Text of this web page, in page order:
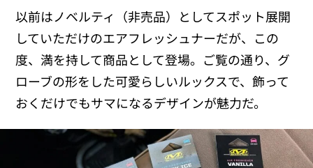
以前はノベルティ（非売品）としてスポット展開
していただけのエアフレッシュナーだが、この
度、満を持して商品として登場。ご覧の通り、グ
ローブの形をした可愛らしいルックスで、飾って
おくだけでもサマになるデザインが魅力だ。